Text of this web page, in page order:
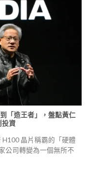
「造王者」，盤點黃仁
投資
晶片稱霸的「硬體
公司轉變為一個無所不